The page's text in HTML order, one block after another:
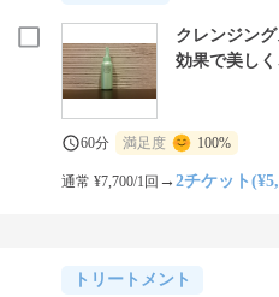
クレンジン
効果で美し
60分 満足度 100%
通常 ¥7,700/1回 →2チケット
トリートメント